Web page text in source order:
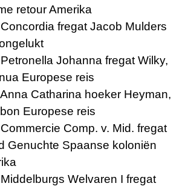
retour Amerika
fregat Jacob Mulders
Johanna fregat Wilky,
Europese reis
Catharina hoeker Heyman,
Europese reis
Comp. v. Mid. fregat
Genuchte Spaanse koloniën
Welvaren I fregat